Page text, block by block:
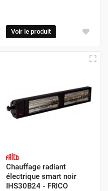
Voir le produit
Chauffage radiant
électrique smart noir
IHS30B24 - FRICO